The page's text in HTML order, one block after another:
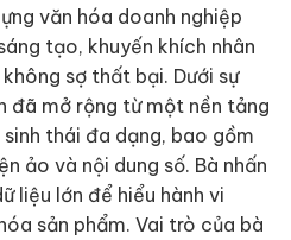
văn hóa doanh nghiệp
tạo, khuyến khích nhân
sợ thất bại. Dưới sự
đã mở rộng từ một nền tảng
thái đa dạng, bao gồm
ảo và nội dung số. Bà nhấn
liệu lớn để hiểu hành vi
sản phẩm. Vai trò của bà